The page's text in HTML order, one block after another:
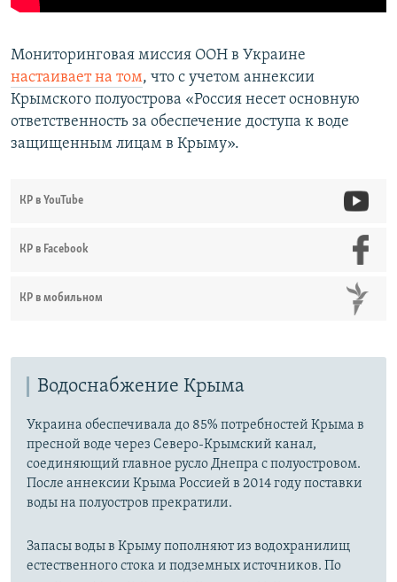
Мониторинговая миссия ООН в Украине
настаивает на том, что с учетом аннексии
Крымского полуострова «Россия несет основную
ответственность за обеспечение доступа к воде
защищенным лицам в Крыму».
КР в YouTube
КР в Facebook
КР в мобильном
Водоснабжение Крыма
Украина обеспечивала до 85% потребностей Крыма в
пресной воде через Северо-Крымский канал,
соединяющий главное русло Днепра с полуостровом.
После аннексии Крыма Россией в 2014 году поставки
воды на полуостров прекратили.
Запасы воды в Крыму пополняют из водохранилищ
естественного стока и подземных источников. По